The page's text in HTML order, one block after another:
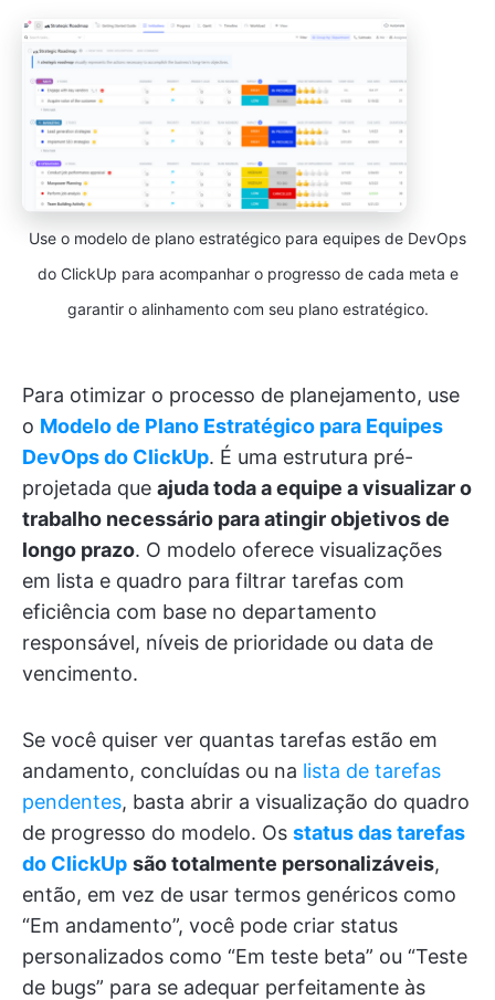
Use o modelo de plano estratégico para equipes de DevOps
do ClickUp para acompanhar o progresso de cada meta e
garantir o alinhamento com seu plano estratégico.
Para otimizar o processo de planejamento, use
o Modelo de Plano Estratégico para Equipes
DevOps do ClickUp. É uma estrutura pré-
projetada que ajuda toda a equipe a visualizar o
trabalho necessário para atingir objetivos de
longo prazo. O modelo oferece visualizações
em lista e quadro para filtrar tarefas com
eficiência com base no departamento
responsável, níveis de prioridade ou data de
vencimento.
Se você quiser ver quantas tarefas estão em
andamento, concluídas ou na lista de tarefas
pendentes, basta abrir a visualização do quadro
de progresso do modelo. Os status das tarefas
do ClickUp são totalmente personalizáveis,
então, em vez de usar termos genéricos como
“Em andamento”, você pode criar status
personalizados como “Em teste beta” ou “Teste
de bugs” para se adequar perfeitamente às